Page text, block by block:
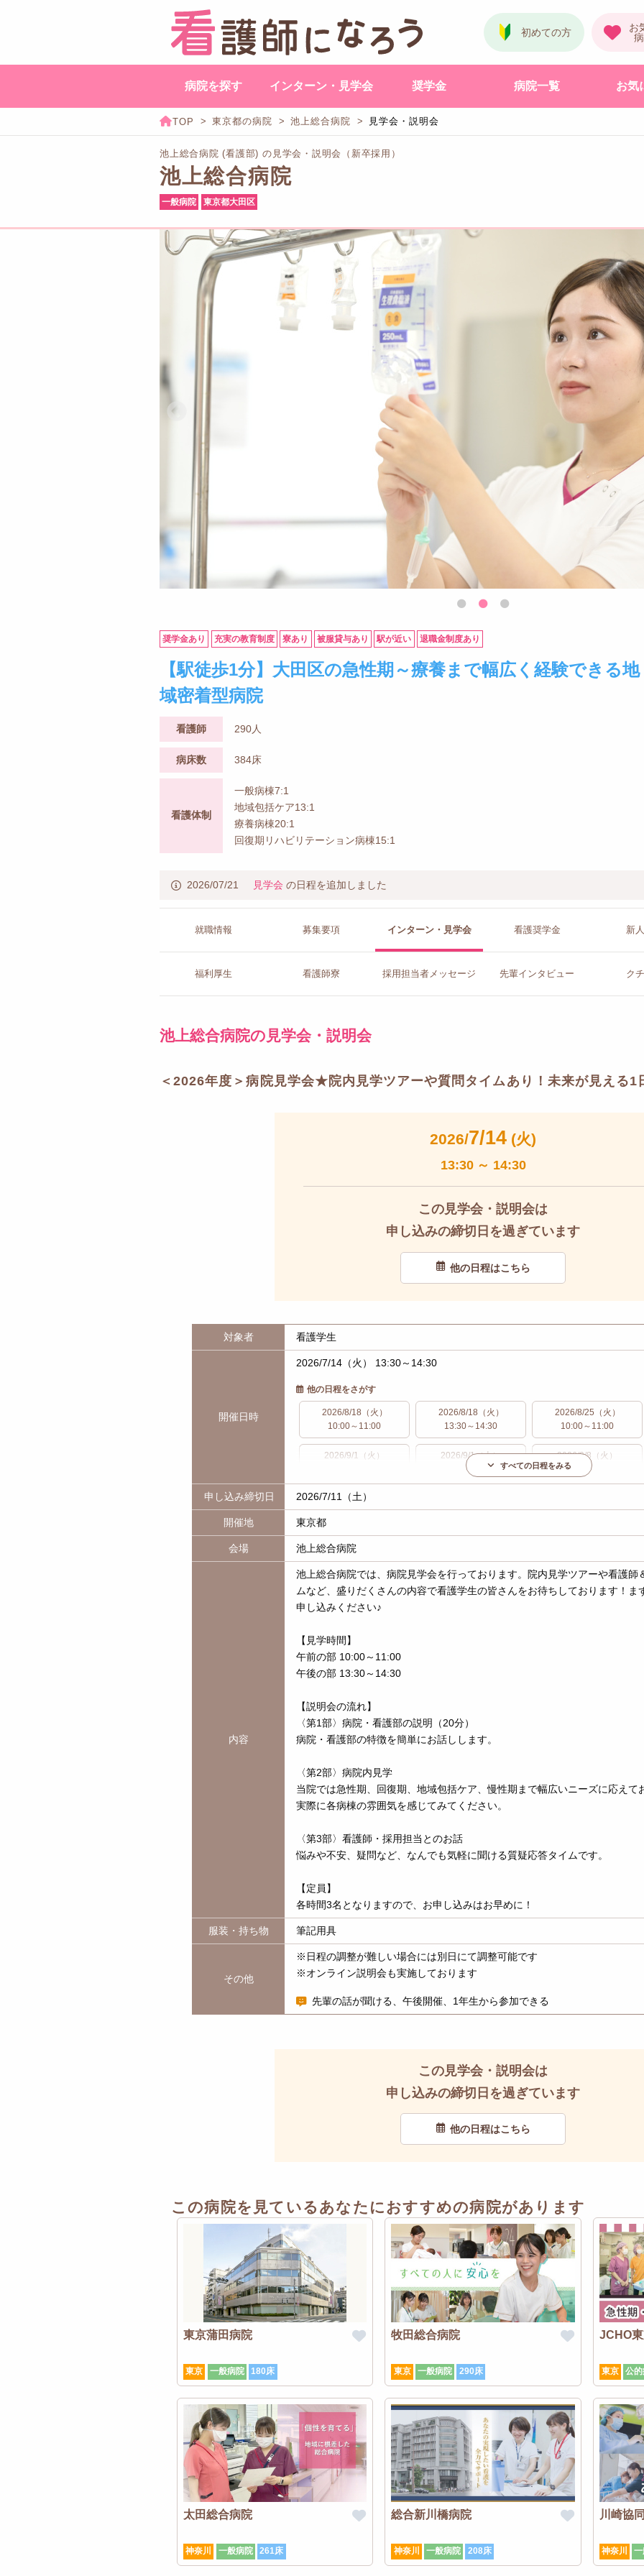
病院を探す インターン・見学会 奨学金 病院一覧 お気
東京都の病院 池上総合病院 見学会・説明会
池上総合病院 (看護部) の見学会・説明会（新卒採用）
池上総合病院
一般病院 東京都大田区
奨学金あり 充実の教育制度 寮あり 被服貸与あり 駅が近い 退職金制度あり
【駅徒歩1分】大田区の急性期～療養まで幅広く経験できる地
域密着型病院
看護師 290人
病床数 384床
看護体制
一般病棟7:1
地域包括ケア13:1
療養病棟20:1
回復期リハビリテーション病棟15:1
2026/07/21 見学会 の日程を追加しました
就職情報 募集要項 インターン・見学会 看護奨学金 新
福利厚生 看護師寮 採用担当者メッセージ 先輩イン タビュー ク
池上総合病院の見学会・説明会
＜2026年度＞病院見学会★院内見学ツアーや質問タイムあり！未来が見える
2026/7/14 (火)
13:30 ～ 14:30
この見学会・説明会は
申し込みの締切日を過ぎています
他の日程はこちら
対象者 看護学生
開催日時
2026/7/14（火） 13:30～14:30
他の日程をさがす
2026/8/18（火）
10:00～11:00
2026/8/18（火）
13:30～14:30
2026/8/25（火）
10:00～11:00
2026/9/1（火）
2026/9/1（火）
13:30～14:30
2026/9/8（火）
10:00～11:00
2026/9/15（火）
10:00～11:00
13:30～14:30
10:00～11:00
すべての日程をみる
申し込み締切日 2026/7/11（土）
開催地 東京都
会場 池上総合病院
内容
池上総合病院では、病院見学会を行っております。院内見学ツアーや看護師
ムなど、盛りだくさんの内容で看護学生の皆さんをお待ちしております！ま
申し込みください♪
【見学時間】
午前の部 10:00～11:00
午後の部 13:30～14:30
【説明会の流れ】
〈第1部〉病院・看護部の説明（20分）
病院・看護部の特徴を簡単にお話しします。
〈第2部〉病院内見学
当院では急性期、回復期、地域包括ケア、慢性期まで幅広いニーズに応えて
実際に各病棟の雰囲気を感じてみてください。
〈第3部〉看護師・採用担当とのお話
悩みや不安、疑問など、なんでも気軽に聞ける質疑応答タイムです。
【定員】
各時間3名となりますので、お申し込みはお早めに！
服装・持ち物 筆記用具
その他
※日程の調整が難しい場合には別日にて調整可能です
※オンライン説明会も実施しております
先輩の話が聞ける、午後開催、1年生から参加できる
この見学会・説明会は
申し込みの締切日を過ぎています
他の日程はこちら
この病院を見ているあなたにおすすめの病院があります
東京蒲田病院
東京 一般病院 180床
牧田総合病院
東京 一般病院 290床
JCHO
東京 公
太田総合病院
神奈川 一般病院 261床
総合新川橋病院
神奈川 一般病院 208床
川崎協
神奈川